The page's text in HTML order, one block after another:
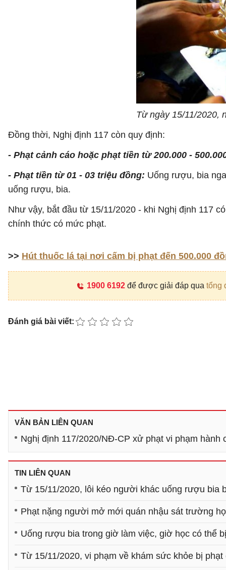
Từ ngày 15/11/2020,
Đồng thời, Nghị định 117 còn quy định:
- Phạt cảnh cáo hoặc phạt tiền từ 200.000 -
- Phạt tiền từ 01 - 03 triệu đồng: Uống rượu, bia
uống rượu, bia.
Như vậy, bắt đầu từ 15/11/2020 - khi Nghị định 117
chính thức có mức phạt.
>> Hút thuốc lá tại nơi cấm bị phạt đến 500.000
1900 6192để được giải đáp qua tổng
Đánh giá bài viết:
VĂN BẢN LIÊN QUAN
Nghị định 117/2020/NĐ-CP xử phạt vi phạm hành
TIN LIÊN QUAN
Từ 15/11/2020, lôi kéo người khác uống rượu bia
Phạt nặng người mở mới quán nhậu sát trường
Uống rượu bia trong giờ làm việc, giờ học có thể
Từ 15/11/2020, vi phạm về khám sức khỏe bị phạt